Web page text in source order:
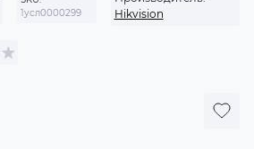
1усл0000299
Hikvision